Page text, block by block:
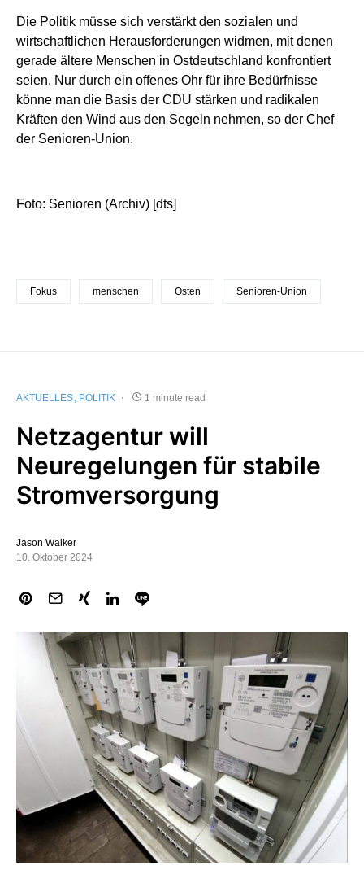
Die Politik müsse sich verstärkt den sozialen und
wirtschaftlichen Herausforderungen widmen, mit denen
gerade ältere Menschen in Ostdeutschland konfrontiert
seien. Nur durch ein offenes Ohr für ihre Bedürfnisse
könne man die Basis der CDU stärken und radikalen
Kräften den Wind aus den Segeln nehmen, so der Chef
der Senioren-Union.
Foto: Senioren (Archiv) [dts]
Fokus menschen Osten Senioren-Union
AKTUELLES POLITIK 1 minute read
Netzagentur will
Neuregelungen für stabile
Stromversorgung
Jason Walker
10. Oktober 2024